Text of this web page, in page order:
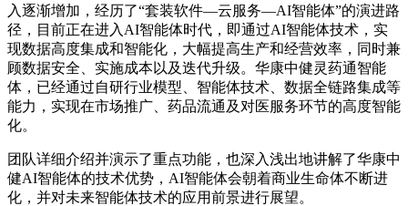
入逐渐增加，经历了“套装软件—云服务—AI智能体”的演进路
径，目前正在进入AI智能体时代，即通过AI智能体技术，实
现数据高度集成和智能化，大幅提高生产和经营效率，同时兼
顾数据安全、实施成本以及迭代升级。华康中健灵药通智能
体，已经通过自研行业模型、智能体技术、数据全链路集成等
能力，实现在市场推广、药品流通及对医服务环节的高度智能
化。
团队详细介绍并演示了重点功能，也深入浅出地讲解了华康中
健AI智能体的技术优势，AI智能体会朝着商业生命体不断进
化，并对未来智能体技术的应用前景进行展望。